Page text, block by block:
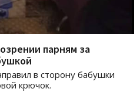
парням за
в сторону бабушки
крючок.